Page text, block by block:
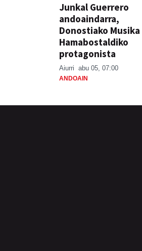
Junkal Guerrero
andoaindarra,
Donostiako Musika
Hamabostaldiko
protagonista
Aiurri abu 05, 07:00
ANDOAIN